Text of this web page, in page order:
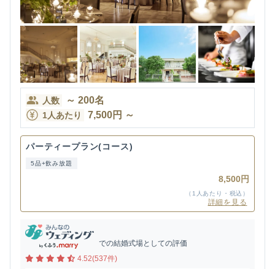
人数 ～ 200名
1人あたり 7,500円 ～
パーティープラン(コース)
5品+飲み放題
8,500円
（1人あたり・税込）
詳細を見る
での結婚式場としての評価
4.52(537件)